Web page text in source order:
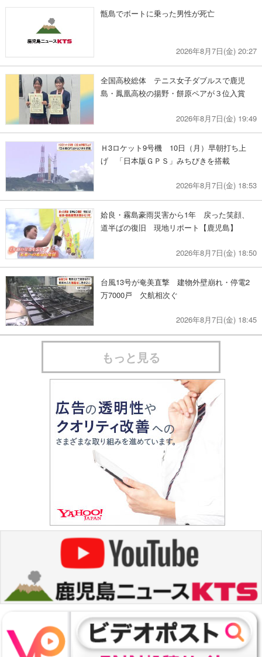
甑島でボートに乗った男性が死亡
2026年8月7日(金) 20:27
全国高校総体 テニス女子ダブルスで鹿児
島・鳳凰高校の揚野・餅原ペアが３位入賞
2026年8月7日(金) 19:49
Ｈ3ロケット9号機 10日（月）早朝打ち上
げ 「日本版ＧＰＳ」みちびきを搭載
2026年8月7日(金) 18:53
姶良・霧島豪雨災害から1年 戻った笑顔、
道半ばの復旧 現地リポート【鹿児島】
2026年8月7日(金) 18:50
台風13号が奄美直撃 建物外壁崩れ・停電2
万7000戸 欠航相次ぐ
2026年8月7日(金) 18:45
もっと見る